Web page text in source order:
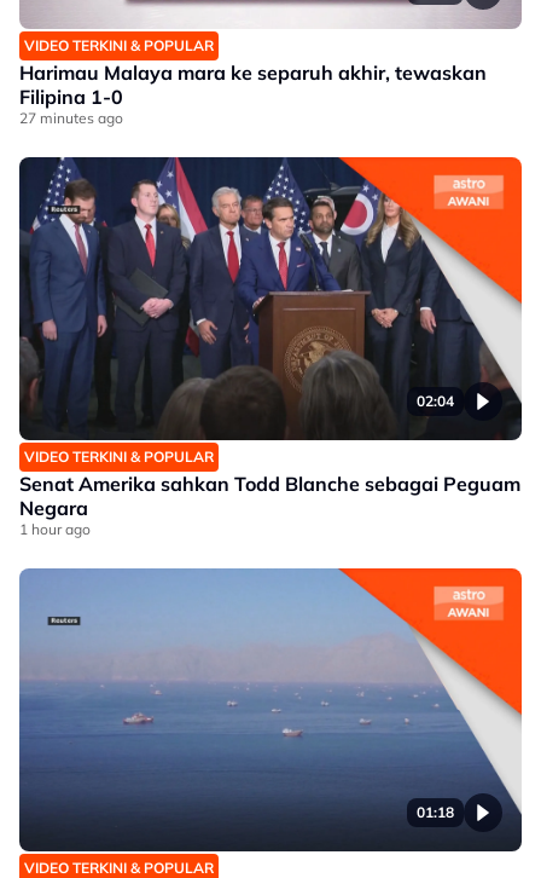
VIDEO TERKINI & POPULAR
Harimau Malaya mara ke separuh akhir, tewaskan
Filipina 1-0
27 minutes ago
02:04
VIDEO TERKINI & POPULAR
Senat Amerika sahkan Todd Blanche sebagai Peguam
Negara
1 hour ago
01:18
VIDEO TERKINI & POPULAR